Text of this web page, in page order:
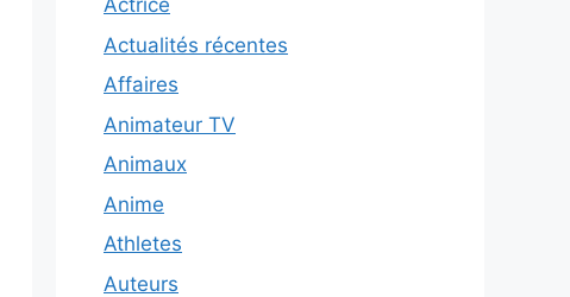
Actrice
Actualités récentes
Affaires
Animateur TV
Animaux
Anime
Athletes
Auteurs